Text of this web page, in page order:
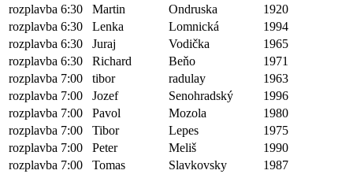
rozplavba 6:30
Martin Ondruska
1920
rozplavba 6:30
Lenka Lomnická
1994
rozplavba 6:30
Juraj Vodička
1965
rozplavba 6:30
Richard Beňo
1971
rozplavba 7:00
tibor radulay
1963
rozplavba 7:00
Jozef Senohradský
1996
rozplavba 7:00
Pavol Mozola
1980
rozplavba 7:00
Tibor Lepes
1975
rozplavba 7:00
Peter Meliš
1990
rozplavba 7:00
Tomas Slavkovsky
1987